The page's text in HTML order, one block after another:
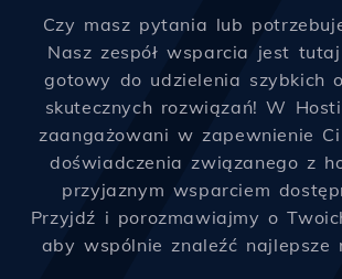
Czy masz pytania lub
Nasz zespół wsparcia jest
gotowy do udzielenia szybkich
skutecznych rozwiązań! W
zaangażowani w zapewnienie
doświadczenia związanego z
przyjaznym wsparciem
Przyjdź i porozmawiajmy o
aby wspólnie znaleźć najlepsze